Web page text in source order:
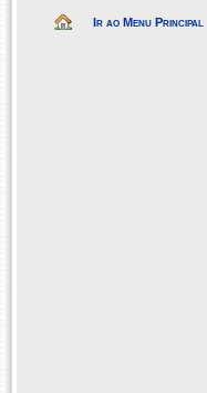
Ir ao Menu Principal